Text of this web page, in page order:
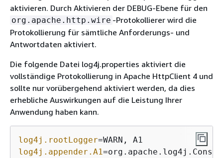
aktivieren. Durch Aktivieren der DEBUG-Ebene für den
org.apache.http.wire -Protokollierer wird die
Protokollierung für sämtliche Anforderungs- und
Antwortdaten aktiviert.
Die folgende Datei log4j.properties aktiviert die
vollständige Protokollierung in Apache HttpClient 4 und
sollte nur vorübergehend aktiviert werden, da dies
erhebliche Auswirkungen auf die Leistung Ihrer
Anwendung haben kann.
log4j.rootLogger
log4j.appender.A1